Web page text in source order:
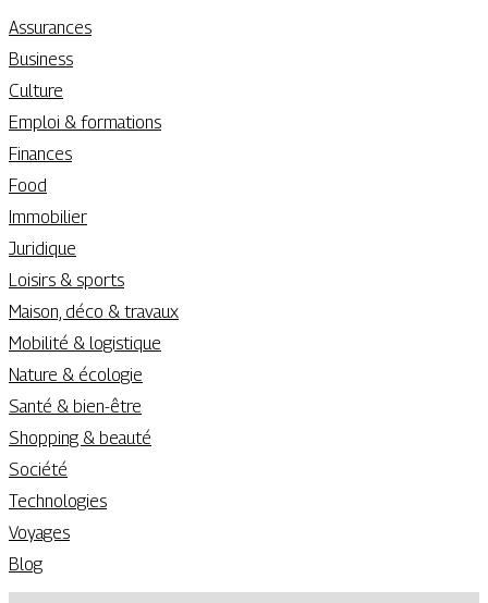
Assurances
Business
Culture
Emploi & formations
Finances
Food
Immobilier
Juridique
Loisirs & sports
Maison, déco & travaux
Mobilité & logistique
Nature & écologie
Santé & bien-être
Shopping & beauté
Société
Technologies
Voyages
Blog